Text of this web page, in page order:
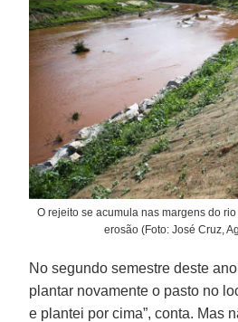
O rejeito se acumula nas margens do
erosão (Foto: José Cruz,
No segundo semestre deste
plantar novamente o pasto no
e plantei por cima”, conta. Mas